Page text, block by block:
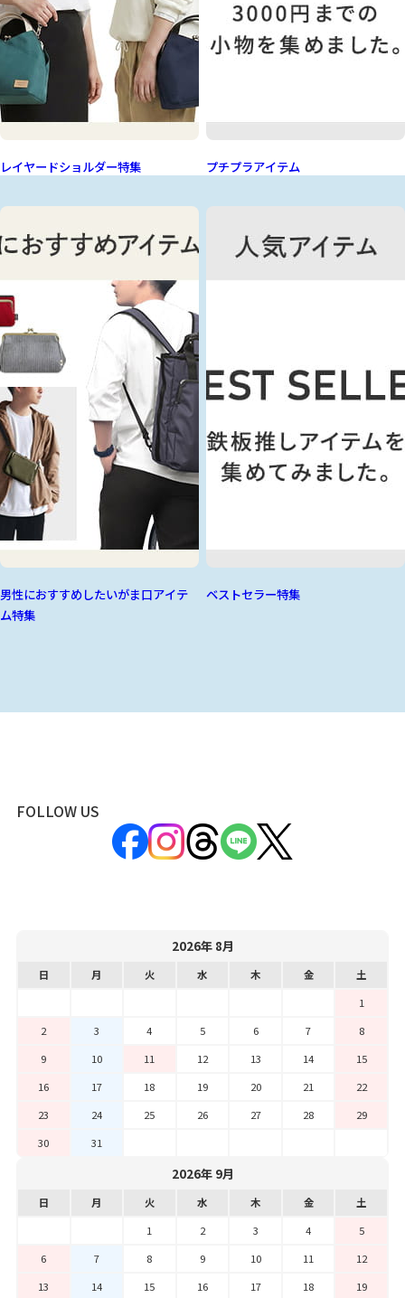
レイヤードショルダー特集 プチプラアイテム
男性におすすめしたいがま口アイテ
ム特集
ベストセラー特集
FOLLOW US
2026年 8月
日 月 火 水 木 金
土
1
2
3 4 5 6 7
8
9
10 11 12 13 14
15
16
17 18 19 20 21
22
23
24 25 26 27 28
29
30
31
2026年 9月
日 月 火 水 木 金
土
1
2 3 4
5
6
7 8 9 10 11
12
13
14 15 16 17 18
19